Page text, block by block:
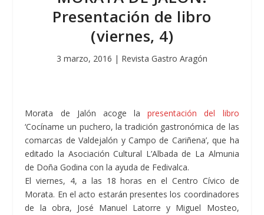
Presentación de libro
(viernes, 4)
3 marzo, 2016 | Revista Gastro Aragón
Morata de Jalón acoge lapresentación del libro
‘Cocíname un puchero, la tradición gastronómica de las
comarcas de Valdejalón y Campo de Cariñena’, que ha
editado la Asociación Cultural L’Albada de La Almunia
de Doña Godina con la ayuda de Fedivalca.
El viernes, 4, a las 18 horas en el Centro Cívico de
Morata. En el acto estarán presentes los coordinadores
de la obra, José Manuel Latorre y Miguel Mosteo,